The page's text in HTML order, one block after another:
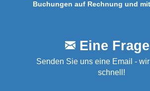
Buchungen auf Rechnung und
Eine
Senden Sie uns eine Email -
schnell!